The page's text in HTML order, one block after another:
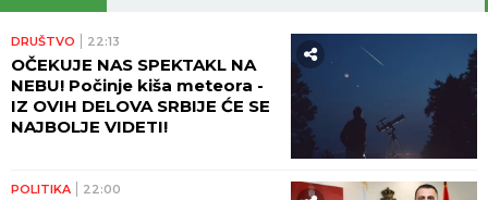
DRUŠTVO 22:13
OČEKUJE NAS SPEKTAKL NA
NEBU! Počinje kiša meteora -
IZ OVIH DELOVA SRBIJE ĆE SE
NAJBOLJE VIDETI!
POLITIKA 22:00